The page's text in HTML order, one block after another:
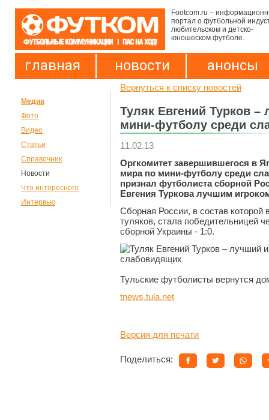
Footcom.ru –
портал о футбольной
любительском и детско-
юношеском футболе.
главная новости анонсы
Медиа
Фото
Видео
Статьи
Справочник
Новости
Что интересного
Интервью
Вернуться к списку новостей
Туляк Евгений Турков
мини-футболу среди
11.02.13
Оргкомитет завершившегося в
мира по мини-футболу среди
признал футболиста сборной
Евгения Туркова лучшим
Сборная России, в состав которой
туляков, стала победительницей
сборной Украины - 1:0.
Тульские футболисты вернутся
tnews.tula.net
Версия для печати
Поделиться: